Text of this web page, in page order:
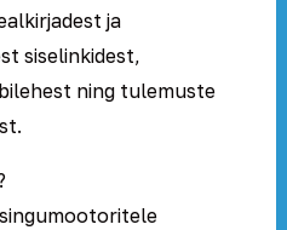
ja
siselinkidest,
ning tulemuste